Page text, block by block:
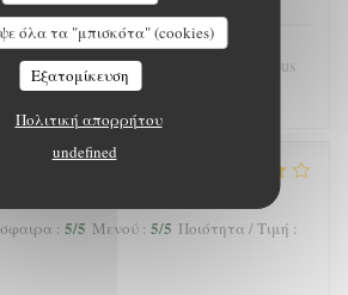
όλα τα "μπισκότα" (cookies)
Εξατομίκευση
Πολιτική απορρήτου
undefined
joli restaurant, bonne ambiance. Nous
: 5/5 Μενού : 5/5 Ποιότητα / Τιμή :